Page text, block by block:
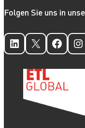
Folgen Sie uns in
LinkedIn
X